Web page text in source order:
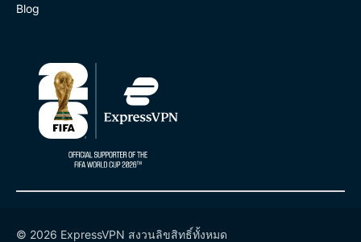
Blog
© 2026 ExpressVPN สงวนลิขสิทธิ์ทั้งหมด